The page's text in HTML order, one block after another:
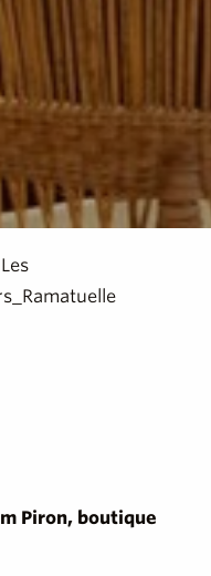
Piron, boutique